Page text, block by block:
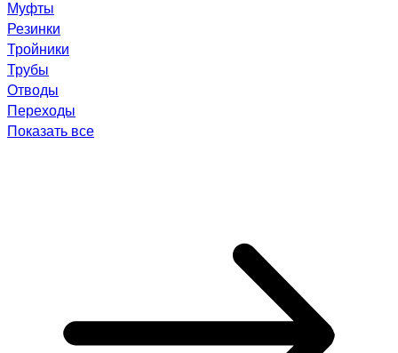
Муфты
Резинки
Тройники
Трубы
Отводы
Переходы
Показать все